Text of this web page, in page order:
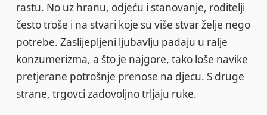
rastu. No uz hranu, odjeću i stanovanje, roditelji
često troše i na stvari koje su više stvar želje nego
potrebe. Zaslijepljeni ljubavlju padaju u ralje
konzumerizma, a što je najgore, tako loše navike
pretjerane potrošnje prenose na djecu. S druge
strane, trgovci zadovoljno trljaju ruke.